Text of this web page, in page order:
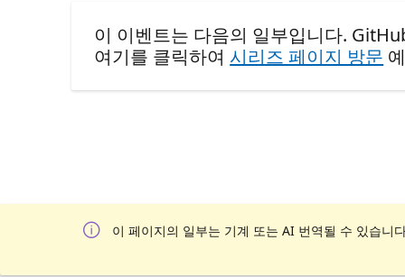
이 이벤트는 다음의 일부입니다.
여기를 클릭하여 시리즈 페이지 방문
이 페이지의 일부는 기계 또는 AI 번역될 수 있습니